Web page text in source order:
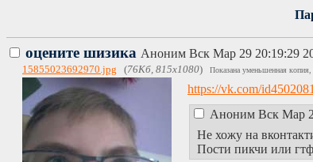
оцените шизика Аноним Вск Мар 29 20:19:29
15855023692970.jpg (76Кб, 815x1080) Показана уменьшенная копия,
https://vk.com/
Аноним Вск Мар
Не хожу на
Пости пикчи или